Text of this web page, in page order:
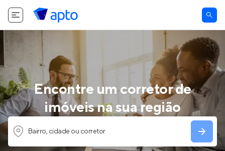
Encontre um corretor de
imóveis na sua região
Bairro, cidade ou corretor